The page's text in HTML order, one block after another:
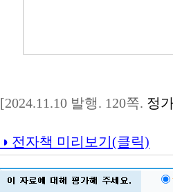
[2024.11.10 발행. 120쪽. 정
◑ 전자책 미리보기(클릭)